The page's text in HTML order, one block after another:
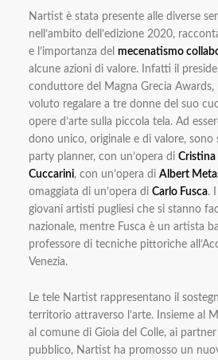
Nartist è stata presente alle diverse
nell’ambito dell’edizione 2020,
e l’importanza del mecenatismo
alcune azioni di valore. Infatti il
conduttore del Magna Grecia Awards,
voluto regalare a tre donne del suo
opere d’arte sulla piccola tela. Ad
dono unico, originale e di valore, sono
party planner, con un’opera di Cristina
Cuccarini, con un’opera di Albert
omaggiata di un’opera di Carlo Fusca.
giovani artisti pugliesi che si stanno
nazionale, mentre Fusca è un artista
professore di tecniche pittoriche
Venezia.
Le tele Nartist rappresentano il
territorio attraverso l’arte. Insieme al
al comune di Gioia del Colle, ai
pubblico, Nartist ha promosso un